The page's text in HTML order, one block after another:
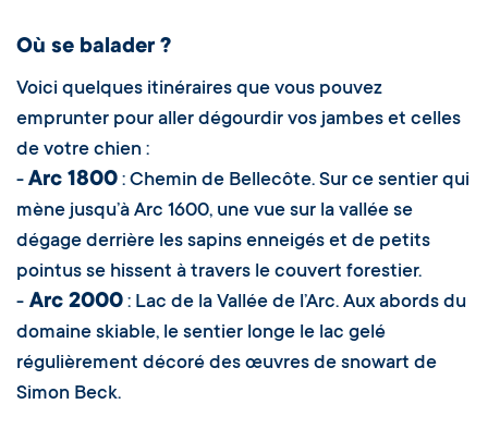
Où se balader ?
Voici quelques itinéraires que vous pouvez
emprunter pour aller dégourdir vos jambes et celles
de votre chien :
- Arc 1800 : Chemin de Bellecôte. Sur ce sentier qui
mène jusqu’à Arc 1600, une vue sur la vallée se
dégage derrière les sapins enneigés et de petits
pointus se hissent à travers le couvert forestier.
- Arc 2000 : Lac de la Vallée de l’Arc. Aux abords du
domaine skiable, le sentier longe le lac gelé
régulièrement décoré des œuvres de snowart de
Simon Beck.